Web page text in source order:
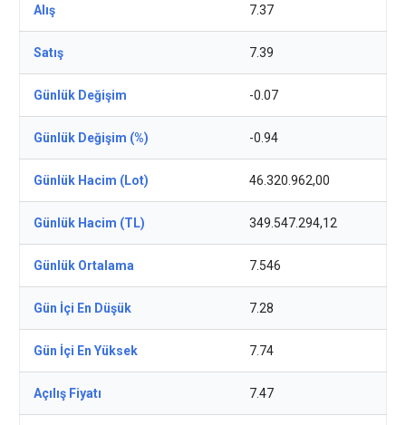
Alış 7.37
Satış 7.39
Günlük Değişim -0.07
Günlük Değişim (%) -0.94
Günlük Hacim (Lot) 46.320.962,00
Günlük Hacim (TL) 349.547.294,12
Günlük Ortalama 7.546
Gün İçi En Düşük 7.28
Gün İçi En Yüksek 7.74
Açılış Fiyatı 7.47